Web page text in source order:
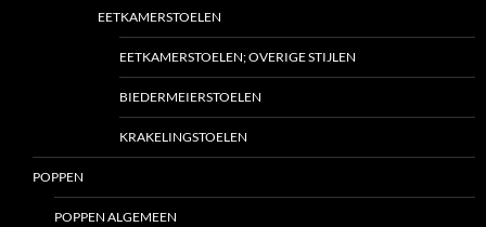
EETKAMERSTOELEN
EETKAMERSTOELEN; OVERIGE STIJLEN
BIEDERMEIERSTOELEN
KRAKELINGSTOELEN
POPPEN
POPPEN ALGEMEEN